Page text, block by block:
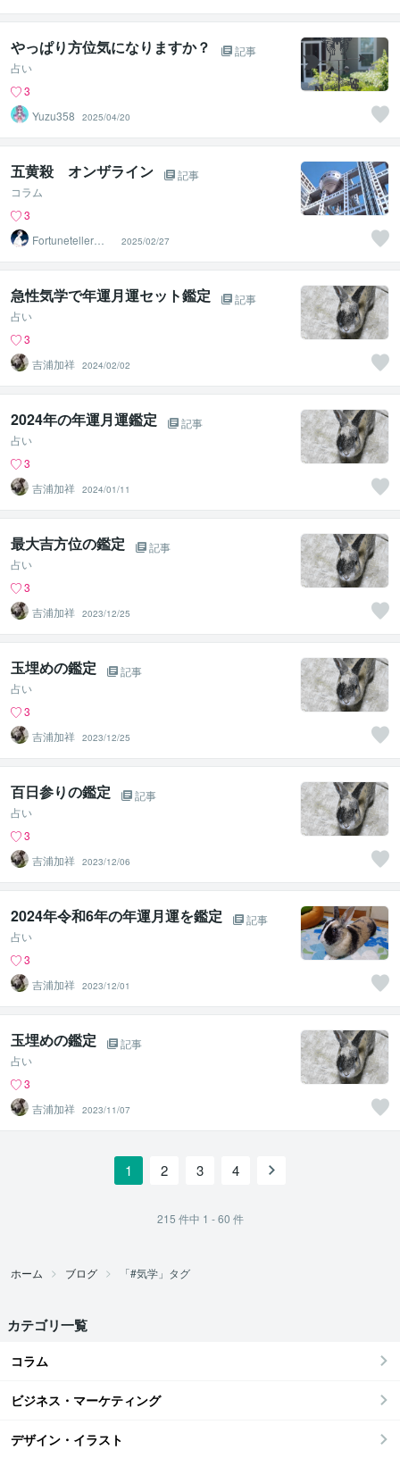
やっぱり方位気になりますか？
記事
占い
3
Yuzu358
2025/04/20
五黄殺 オンザライン
記事
コラム
3
Fortuneteller
2025/02/27
急性気学で年運月運セット鑑定
記事
占い
3
吉浦加祥 2024/02/02
2024年の年運月運鑑定
記事
占い
3
吉浦加祥 2024/01/11
最大吉方位の鑑定
記事
占い
3
吉浦加祥 2023/12/25
玉埋めの鑑定
記事
占い
3
吉浦加祥 2023/12/25
百日参りの鑑定
記事
占い
3
吉浦加祥 2023/12/06
2024年令和6年の年運月運を鑑定
記事
占い
3
吉浦加祥 2023/12/01
玉埋めの鑑定
記事
占い
3
吉浦加祥 2023/11/07
1 2 3 4
215 件中 1 - 60 件
ホーム ブログ 「#気学」タグ
カテゴリ一覧
コラム
ビジネス・マーケティング
デザイン・イラスト